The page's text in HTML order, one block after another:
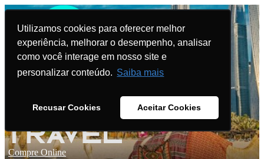
Utilizamos cookies para oferecer melhor
experiência, melhorar o desempenho, analisar
como você interage em nosso site e
personalizar conteúdo. Saiba mais
Recusar Cookies Aceitar Cookies
Compre Online